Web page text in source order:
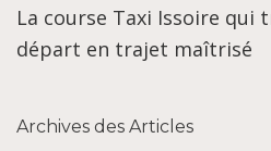
La course Taxi Issoire qui
départ en trajet maîtrisé
Archives des Articles